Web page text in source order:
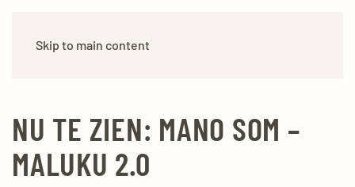
Skip to main content
NU TE ZIEN: MANO SOM –
MALUKU 2.0